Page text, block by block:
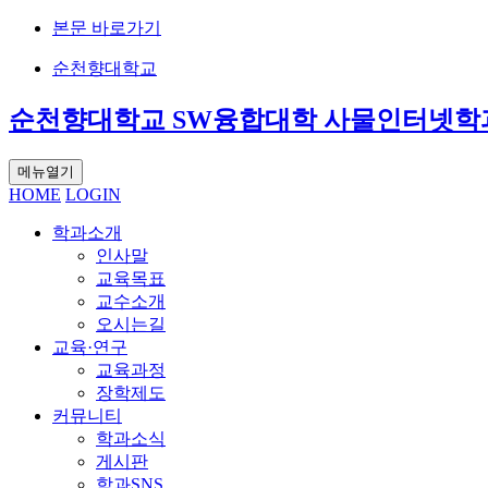
본문 바로가기
순천향대학교
순천향대학교 SW융합대학 사물인터넷학
메뉴열기
HOME LOGIN
학과소개
인사말
교육목표
교수소개
오시는길
교육·연구
교육과정
장학제도
커뮤니티
학과소식
게시판
학과SNS